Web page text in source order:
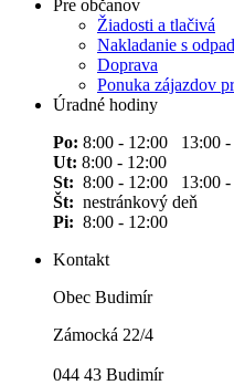
Pre občanov
Žiadosti a tlačivá
Nakladanie s
Doprava
Ponuka zájazdov
Úradné hodiny
Po: 8:00 - 12:00 13:00 -
Ut: 8:00 - 12:00
St: 8:00 - 12:00 13:00 -
Št: nestránkový deň
Pi: 8:00 - 12:00
Kontakt
Obec Budimír
044 43 Budimír